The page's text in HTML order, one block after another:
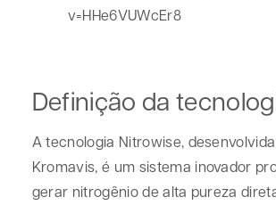
v=HHe6VUWcEr8
Definição da
A tecnologia Nitrowise,
Kromavis, é um sistema inovador
gerar nitrogênio de alta pureza